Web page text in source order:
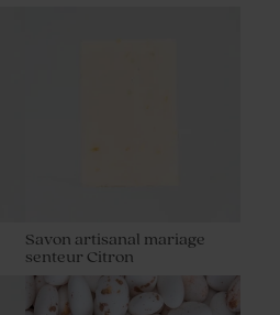
Savon artisanal mariage
senteur Citron